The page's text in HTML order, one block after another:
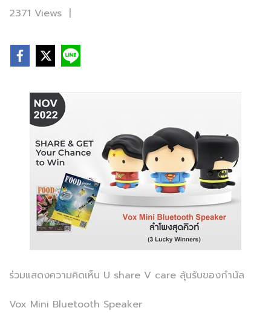
2371 Views |
ร่วมแสดงความคิดเห็น U share V care ลุ้นรับของกำนัล
Vox Mini Bluetooth Speaker